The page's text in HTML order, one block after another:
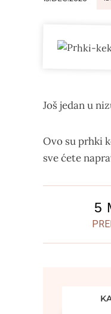
Još jedan u
Ovo su prhki
sve ćete
5